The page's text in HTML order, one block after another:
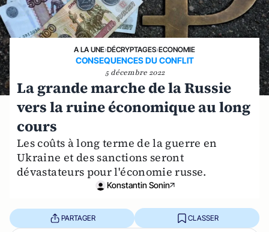
A LA UNE›DÉCRYPTAGES›ECONOMIE
CONSEQUENCES DU CONFLIT
5 décembre 2022
La grande marche de la Russie
vers la ruine économique au long
cours
Les coûts à long terme de la guerre en
Ukraine et des sanctions seront
dévastateurs pour l'économie russe.
Konstantin Sonin
PARTAGER CLASSER